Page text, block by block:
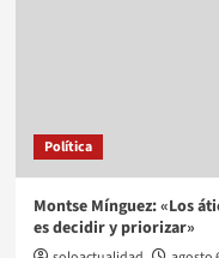
Política
Montse Mínguez: «Los
es decidir y priorizar»